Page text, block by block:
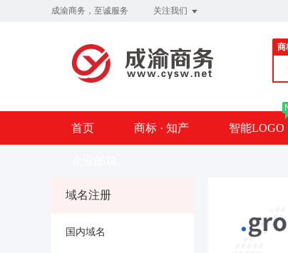
成渝商务，至诚服务 关注我们
商
首页 商标 · 知产 智能LOGO
域名注册
国内域名